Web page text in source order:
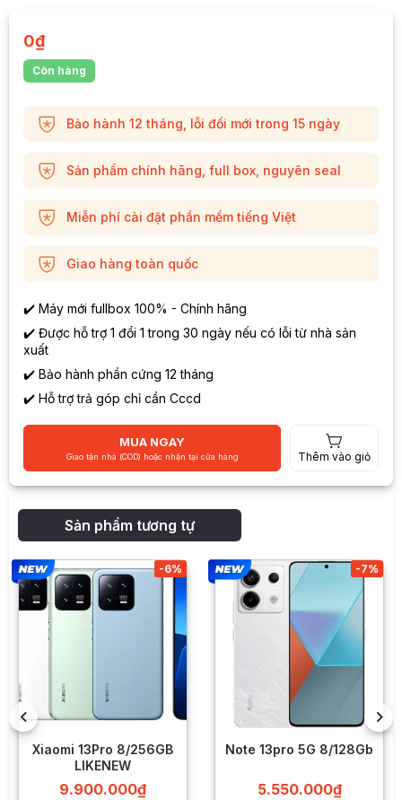
0₫
Còn hàng
Bảo hành 12 tháng, lỗi đổi mới trong 15 ngày
Sản phẩm chính hãng, full box, nguyên seal
Miễn phí cài đặt phần mềm tiếng Việt
Giao hàng toàn quốc
✔️ Máy mới fullbox 100% - Chính hãng
✔️ Được hỗ trợ 1 đổi 1 trong 30 ngày nếu có lỗi từ nhà sản
xuất
✔️ Bảo hành phần cứng 12 tháng
✔️ Hỗ trợ trả góp chỉ cần Cccd
MUA NGAY
Giao tận nhà (COD) hoặc nhận tại cửa hàng Thêm vào giỏ
Sản phẩm tương tự
-6%
Xiaomi 13Pro 8/256GB
LIKENEW
9.900.000₫
-7%
Note 13pro 5G 8/128Gb
5.550.000₫